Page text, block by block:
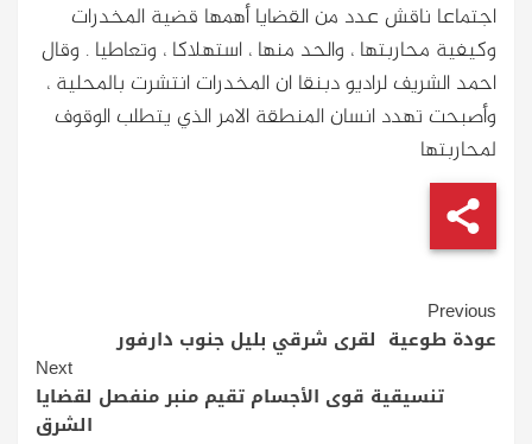
اجتماعا ناقش عدد من القضايا أهمها قضية المخدرات
وكيفية محاربتها ، والحد منها ، استهلاكا ، وتعاطيا . وقال
احمد الشريف لراديو دبنقا ان المخدرات انتشرت بالمحلية ،
وأصبحت تهدد انسان المنطقة الامر الذي يتطلب الوقوف
لمحاربتها
Continue
Reading
Previous
عودة طوعية لقرى شرقي بليل جنوب دارفور
Next
تنسيقية قوى الأجسام تقيم منبر منفصل لقضايا
الشرق